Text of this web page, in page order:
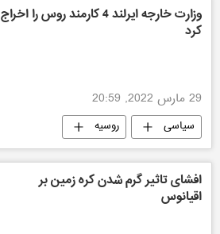
وزارت خارجه ایرلند 4 کارمند روس را اخراج
کرد
29 مارس 2022, 20:59
سیاسی روسیه
افشای تاثیر گرم شدن کره زمین بر
اقیانوس